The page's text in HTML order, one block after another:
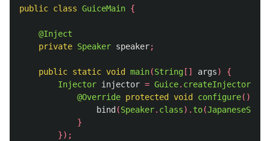
public class GuiceMain {
@Inject
private Speaker speaker;
public static void main(String [] args)
{
Injector injector = Guice. createInjector
@Override protected void configure()
bind (Speaker. class). to(
}
});